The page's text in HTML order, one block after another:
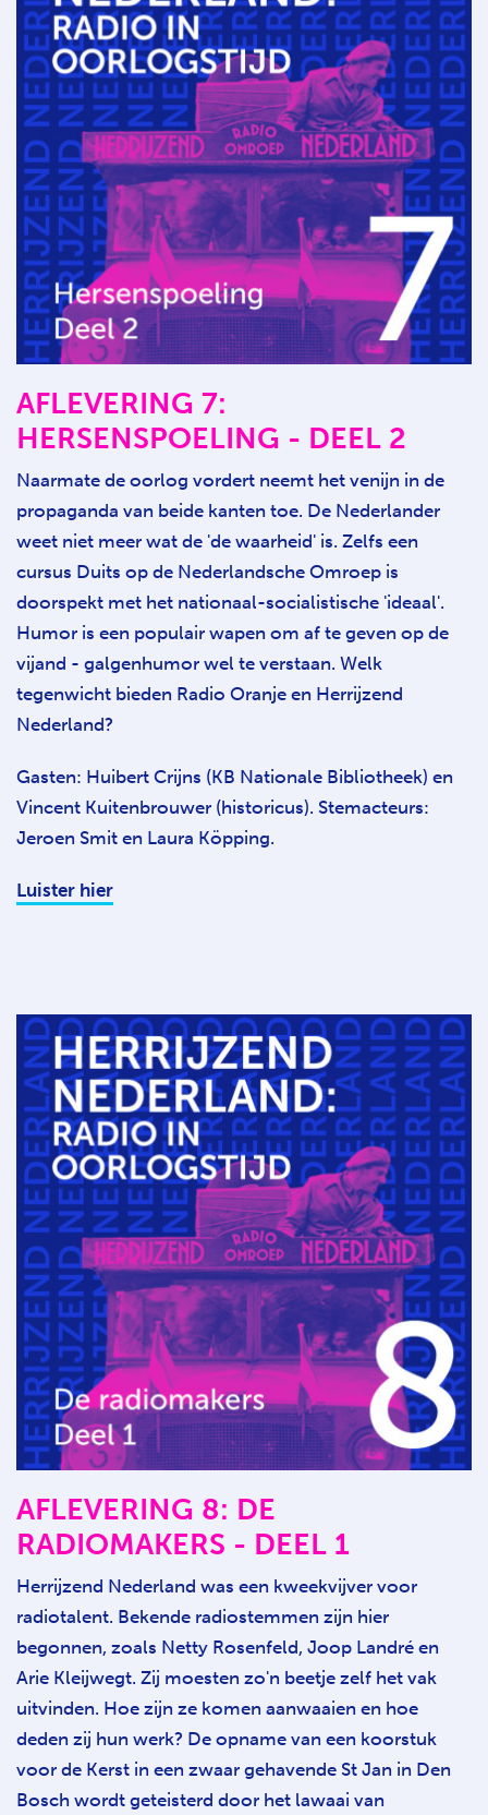
AFLEVERING 7:
HERSENSPOELING - DEEL 2
Naarmate de oorlog vordert neemt het venijn in de
propaganda van beide kanten toe. De Nederlander
weet niet meer wat de 'de waarheid' is. Zelfs een
cursus Duits op de Nederlandsche Omroep is
doorspekt met het nationaal-socialistische 'ideaal'.
Humor is een populair wapen om af te geven op de
vijand - galgenhumor wel te verstaan. Welk
tegenwicht bieden Radio Oranje en Herrijzend
Nederland?
Gasten: Huibert Crijns (KB Nationale Bibliotheek) en
Vincent Kuitenbrouwer (historicus). Stemacteurs:
Jeroen Smit en Laura Köpping.
Luister hier
AFLEVERING 8: DE
RADIOMAKERS - DEEL 1
Herrijzend Nederland was een kweekvijver voor
radiotalent. Bekende radiostemmen zijn hier
begonnen, zoals Netty Rosenfeld, Joop Landré en
Arie Kleijwegt. Zij moesten zo'n beetje zelf het vak
uitvinden. Hoe zijn ze komen aanwaaien en hoe
deden zij hun werk? De opname van een koorstuk
voor de Kerst in een zwaar gehavende St Jan in Den
Bosch wordt geteisterd door het lawaai van